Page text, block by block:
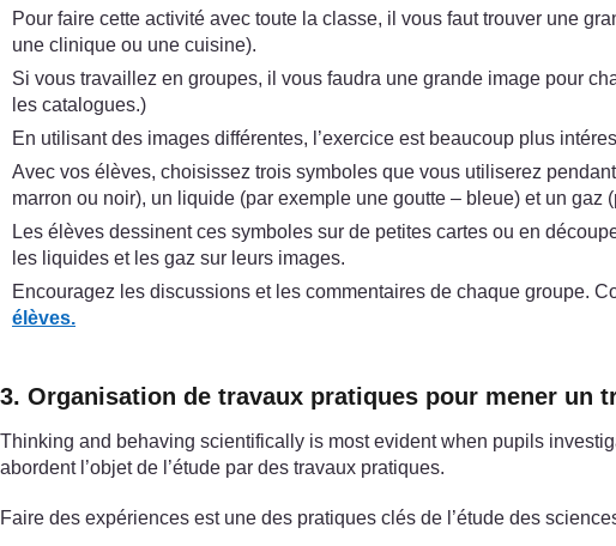
Pour faire cette activité avec toute la classe, il vous faut trouver une
une clinique ou une cuisine).
Si vous travaillez en groupes, il vous faudra une grande image pour
les catalogues.)
En utilisant des images différentes, l’exercice est beaucoup plus
Avec vos élèves, choisissez trois symboles que vous utiliserez
marron ou noir), un liquide (par exemple une goutte – bleue) et un
Les élèves dessinent ces symboles sur de petites cartes ou en
les liquides et les gaz sur leurs images.
Encouragez les discussions et les commentaires de chaque groupe.
élèves.
3. Organisation de travaux pratiques pour mener un
Thinking and behaving scientifically is most evident when pupils
abordent l’objet de l’étude par des travaux pratiques.
Faire des expériences est une des pratiques clés de l’étude des